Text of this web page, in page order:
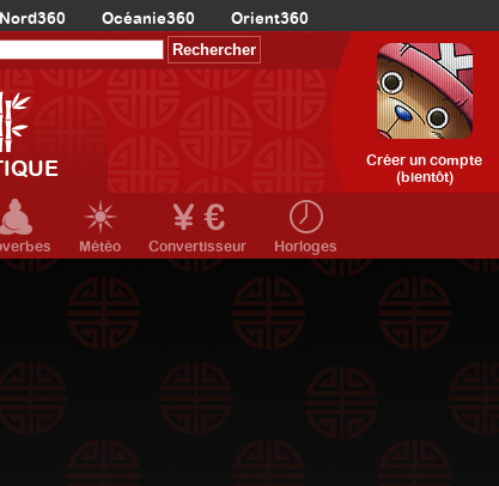
Océanie360 Orient360
Créer un compte
(bientôt)
Météo Convertisseur Horloges